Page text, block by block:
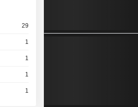
29
1
1
1
1